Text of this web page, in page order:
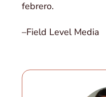
febrero.
–Field Level Media